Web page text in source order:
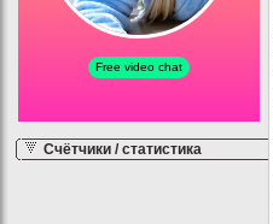
Счётчики / статистика